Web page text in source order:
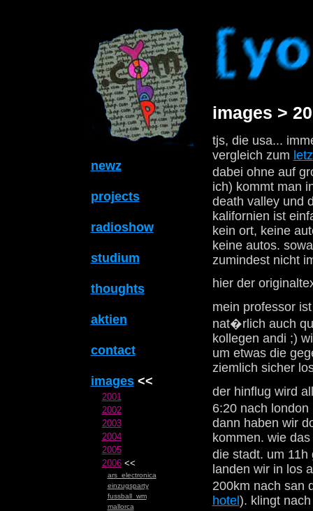
newz
projects
radioshow
studium
thoughts
aktien
contact
images<<
2001
2002
2003
2004
2005
2006<<
ars_electronica
einzugsparty
fussball_wm
mallorca
images >
tjs, die usa...
vergleich zum
dabei ohne auf
ich) kommt man
death valley und
kalifornien ist
kein ort, keine
keine autos.
zumindest nicht
hier der
mein professor
nat�rlich auch
kollegen andi ;)
um etwas die
ziemlich sicher
der hinflug wird
6:20 nach
dann haben wir
kommen. wie
die stadt. um
landen wir in los
200km nach san
hotel). klingt